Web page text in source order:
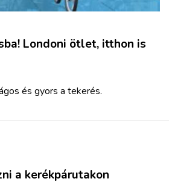
Londoni ötlet, itthon is
és gyors a tekerés.
a kerékpárutakon